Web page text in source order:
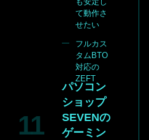
て動作さ
せたい
フルカス
タムBTO
対応の
ZEFT
パソコン
ショップ
SEVENの
ゲーミン